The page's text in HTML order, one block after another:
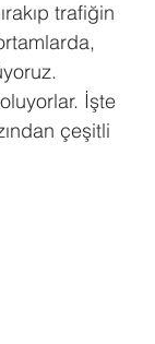
trafiğin
İşte
çeşitli